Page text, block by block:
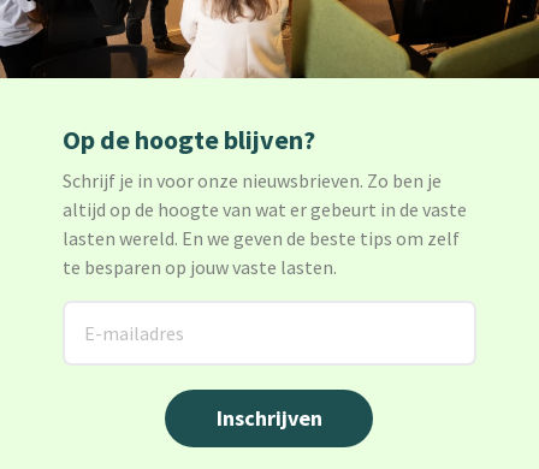
Op de hoogte blijven?
Schrijf je in voor onze nieuwsbrieven. Zo ben je
altijd op de hoogte van wat er gebeurt in de vaste
lasten wereld. En we geven de beste tips om zelf
te besparen op jouw vaste lasten.